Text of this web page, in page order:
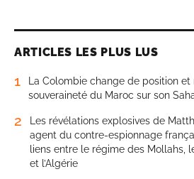
ARTICLES LES PLUS LUS
1
La Colombie change de position
souveraineté du Maroc sur son
2
Les révélations explosives de
agent du contre-espionnage
liens entre le régime des Mollahs,
et l’Algérie